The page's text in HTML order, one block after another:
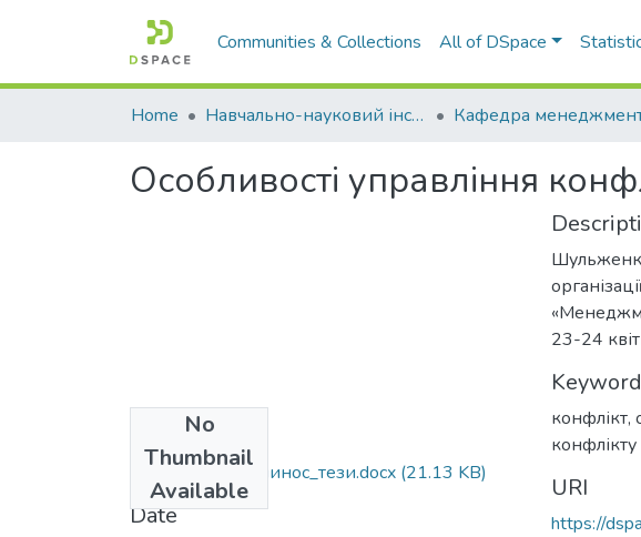
Communities & Collections All of DSpace
Home Навчально-науковий інститут економіки, управління, права та інформаційних технологій Кафедра
Особливості управління
No
Thumbnail
Available
Шульженко, Лупинос_тези.docx (21.13 KB)
Date
23-24
конфлікт,
конфлікту
URI
https://